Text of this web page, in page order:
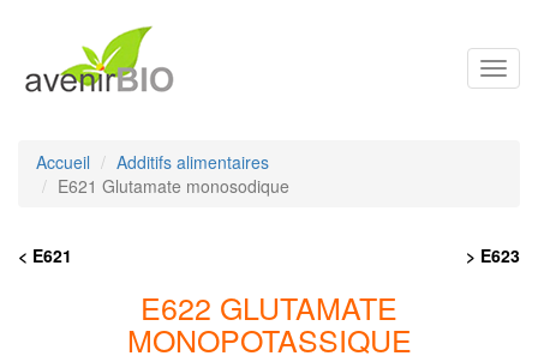
Accueil
Additifs alimentaires
E621 Glutamate monosodique
< E621 > E623
E622 GLUTAMATE
MONOPOTASSIQUE